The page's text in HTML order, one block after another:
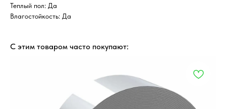
Теплый пол: Да
Влагостойкость: Да
С этим товаром часто покупают: